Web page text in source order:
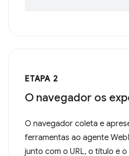
ETAPA 2
O navegador os
O navegador coleta e
ferramentas ao agente
junto com o URL, o título e